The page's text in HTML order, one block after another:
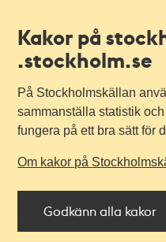
Kakor på
.stockholm.se
På Stockholmskällan
sammanställa statistik
fungera på ett bra sätt för
Om kakor på
Godkänn alla kakor